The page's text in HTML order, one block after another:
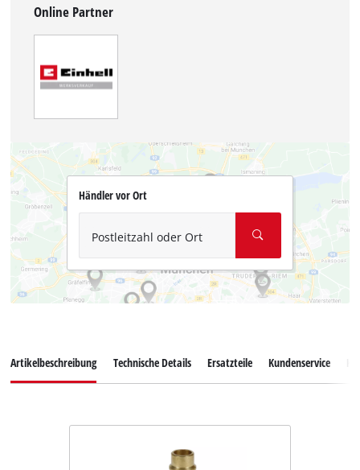
Online Partner
Händler vor Ort
Postleitzahl oder Ort
Artikelbeschreibung Technische Details Ersatzteile Kundenservice